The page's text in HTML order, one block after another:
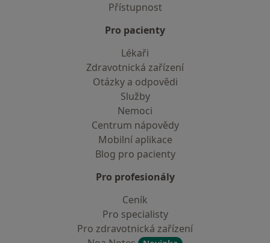
Přístupnost
Pro pacienty
Lékaři
Zdravotnická zařízení
Otázky a odpovědi
Služby
Nemoci
Centrum nápovědy
Mobilní aplikace
Blog pro pacienty
Pro profesionály
Ceník
Pro specialisty
Pro zdravotnická zařízení